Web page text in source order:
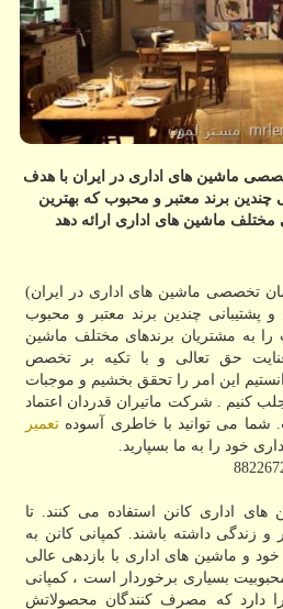
ماشین های اداری در ایران با هدف
چندین برند معتبر و محبوب كه بهترین
مختلف ماشین های اداری ارائه دهد
تخصصی ماشین های اداری در ایران)
چندین برند معتبر و محبوب
به مشتریان برندهای مختلف ماشین
حق تعالی و با تکیه بر تخصص
این امر را تحقق بخشیم و موجبات
کنیم . شرکت ماتیران قدردان اعتماد
شما می توانید با خاطری آسوده تعمیر
خود را به ما بسپارید.
های اداری کانن استفاده می کنند. تا
و زندگی داشته باشند. کمپانی کانن به
و ماشین های اداری با بازدهی عالی
بسیاری برخوردار است ، کمپانی
دارد که مصرف کنندگان محصولاتش